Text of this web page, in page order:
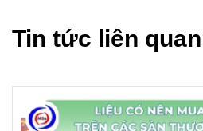
Tin tức liên quan